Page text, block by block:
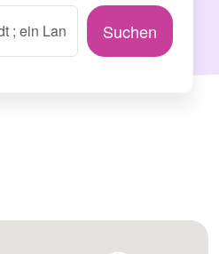
Suchen